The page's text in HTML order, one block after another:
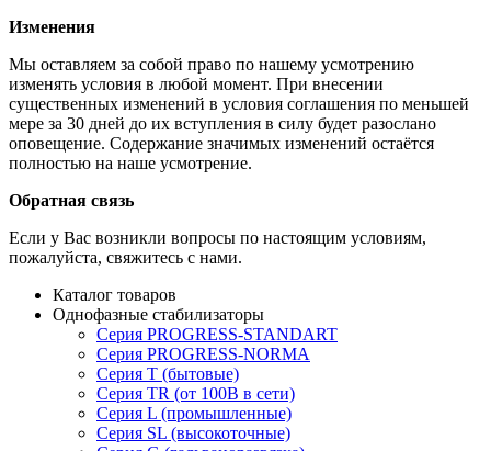
Изменения
Мы оставляем за собой право по нашему усмотрению
изменять условия в любой момент. При внесении
существенных изменений в условия соглашения по меньшей
мере за 30 дней до их вступления в силу будет разослано
оповещение. Содержание значимых изменений остаётся
полностью на наше усмотрение.
Обратная связь
Если у Вас возникли вопросы по настоящим условиям,
пожалуйста, свяжитесь с нами.
Каталог товаров
Однофазные стабилизаторы
Серия PROGRESS-STANDART
Серия PROGRESS-NORMA
Серия T (бытовые)
Серия TR (от 100В в сети)
Серия L (промышленные)
Серия SL (высокоточные)